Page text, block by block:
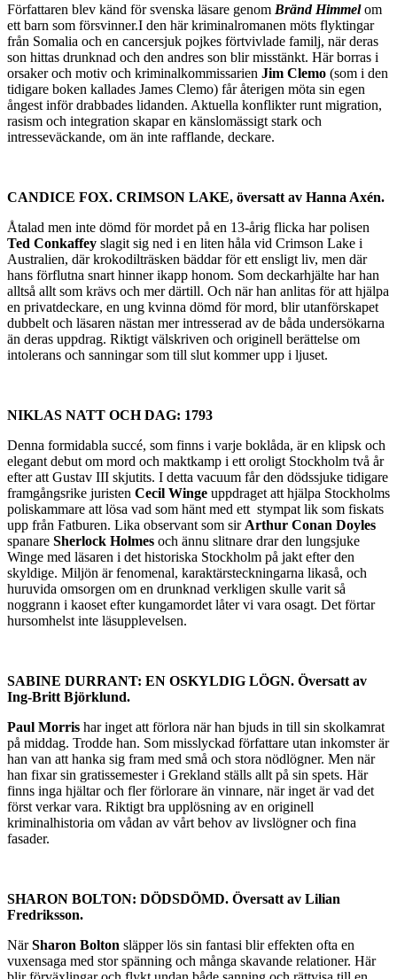
Författaren blev känd för svenska läsare genom Bränd Himmel om
ett barn som försvinner.I den här kriminalromanen möts flyktingar
från Somalia och en cancersjuk pojkes förtvivlade familj, när deras
son hittas drunknad och den andres son blir misstänkt. Här borras i
orsaker och motiv och kriminalkommissarien Jim Clemo (som i den
tidigare boken kallades James Clemo) får återigen möta sin egen
ångest inför drabbades lidanden. Aktuella konflikter runt migration,
rasism och integration skapar en känslomässigt stark och
intresseväckande, om än inte rafflande, deckare.
CANDICE FOX. CRIMSON LAKE, översatt av Hanna Axén.
Åtalad men inte dömd för mordet på en 13-årig flicka har polisen
Ted Conkaffey slagit sig ned i en liten håla vid Crimson Lake i
Australien, där krokodilträsken bäddar för ett ensligt liv, men där
hans förflutna snart hinner ikapp honom. Som deckarhjälte har han
alltså allt som krävs och mer därtill. Och när han anlitas för att hjälpa
en privatdeckare, en ung kvinna dömd för mord, blir utanförskapet
dubbelt och läsaren nästan mer intresserad av de båda undersökarna
än deras uppdrag. Riktigt välskriven och originell berättelse om
intolerans och sanningar som till slut kommer upp i ljuset.
NIKLAS NATT OCH DAG: 1793
Denna formidabla succé, som finns i varje boklåda, är en klipsk och
elegant debut om mord och maktkamp i ett oroligt Stockholm två år
efter att Gustav III skjutits. I detta vacuum får den dödssjuke tidigare
framgångsrike juristen Cecil Winge uppdraget att hjälpa Stockholms
poliskammare att lösa vad som hänt med ett stympat lik som fiskats
upp från Fatburen. Lika observant som sir Arthur Conan Doyles
spanare Sherlock Holmes och ännu slitnare drar den lungsjuke
Winge med läsaren i det historiska Stockholm på jakt efter den
skyldige. Miljön är fenomenal, karaktärsteckningarna likaså, och
huruvida omsorgen om en drunknad verkligen skulle varit så
noggrann i kaoset efter kungamordet låter vi vara osagt. Det förtar
hursomhelst inte läsupplevelsen.
SABINE DURRANT: EN OSKYLDIG LÖGN. Översatt av
Ing-Britt Björklund.
Paul Morris har inget att förlora när han bjuds in till sin skolkamrat
på middag. Trodde han. Som misslyckad författare utan inkomster är
han van att hanka sig fram med små och stora nödlögner. Men när
han fixar sin gratissemester i Grekland ställs allt på sin spets. Här
finns inga hjältar och fler förlorare än vinnare, när inget är vad det
först verkar vara. Riktigt bra upplösning av en originell
kriminalhistoria om vådan av vårt behov av livslögner och fina
fasader.
SHARON BOLTON: DÖDSDÖMD. Översatt av Lilian
Fredriksson.
NärSharon Bolton släpper lös sin fantasi blir effekten ofta en
vuxensaga med stor spänning och många skavande relationer. Här